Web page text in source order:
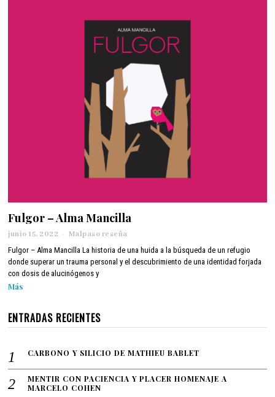
Fulgor – Alma Mancilla
junio 15, 2022
u
i
o
,
2
2
Malpaso reseña
Fulgor – Alma Mancilla La historia de una huida a la búsqueda de un refugio
donde superar un trauma personal y el descubrimiento de una identidad forjada
con dosis de alucinógenos y
Más
ENTRADAS RECIENTES
CARBONO Y SILICIO DE MATHIEU BABLET
MENTIR CON PACIENCIA Y PLACER HOMENAJE A
MARCELO COHEN